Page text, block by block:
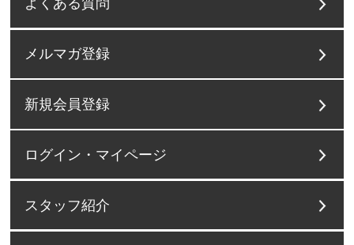
よくある質問
メルマガ登録
新規会員登録
ログイン・マイページ
スタッフ紹介